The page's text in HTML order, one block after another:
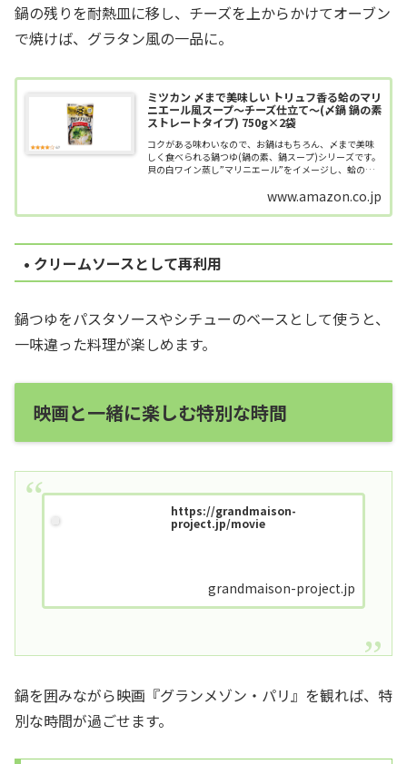
鍋の残りを耐熱皿に移し、チーズを上からかけてオーブン
で焼けば、グラタン風の一品に。
ミツカン 〆まで美味しい トリュフ香る蛤のマリ
ニエール風スープ～チーズ仕立て～(〆鍋 鍋の素
ストレートタイプ) 750g×2袋
コクがある味わいなので、お鍋はもちろん、〆まで美味
しく食べられる鍋つゆ(鍋の素、鍋スープ)シリーズです。
貝の白ワイン蒸し”マリニエール”をイメージし、蛤の旨
ープに仕上げました。トリュフの上質...www.amazon.co.jp
• クリームソースとして再利用
鍋つゆをパスタソースやシチューのベースとして使うと、
一味違った料理が楽しめます。
映画と一緒に楽しむ特別な時間
https://grandmaison-
project.jp/movie
grandmaison-project.jp
鍋を囲みながら映画『グランメゾン・パリ』を観れば、特
別な時間が過ごせます。